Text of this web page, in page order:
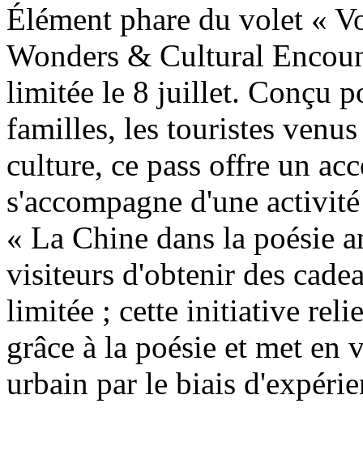
Élément phare du volet «
Wonders & Cultural
limitée le 8 juillet. Conçu
familles, les touristes
culture, ce pass offre un
s'accompagne d'une
« La Chine dans la poésie
visiteurs d'obtenir des
limitée ; cette initiative
grâce à la poésie et met
urbain par le biais